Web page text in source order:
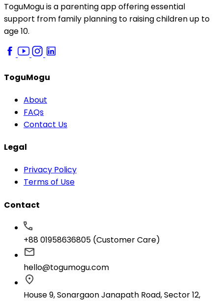
ToguMogu is a parenting app offering essential
support from family planning to raising children up to
age 10.
ToguMogu
About
FAQs
Contact Us
Legal
Privacy Policy
Terms of Use
Contact
+88 01958636805 (Customer Care)
hello@togumogu.com
House 9, Sonargaon Janapath Road, Sector 12,